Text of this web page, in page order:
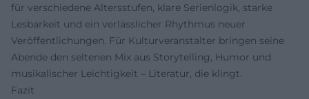
für verschiedene Altersstufen, klare Serienlogik, starke
Lesbarkeit und ein verlässlicher Rhythmus neuer
Veröffentlichungen. Für Kulturveranstalter bringen seine
Abende den seltenen Mix aus Storytelling, Humor und
musikalischer Leichtigkeit – Literatur, die klingt.
Fazit